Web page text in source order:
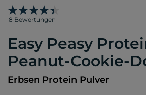
8 Bewertungen
Easy Peasy
Peanut-Cookie-
Erbsen Protein Pulver